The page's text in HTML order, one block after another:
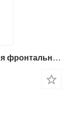
Передний мост Caterpillar 1267843 для фронтального погрузчика Caterpillar 962H IT62G IT62H 962GII IT62GII 950G 962G 950H 950GII